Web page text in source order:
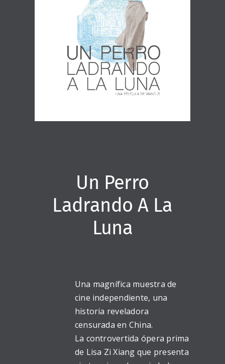
Un Perro
Ladrando A La
Luna
Una magnífica muestra de
cine independiente, una
historia reveladora
censurada en China.
La controvertida ópera prima
de Lisa Zi Xiang que presenta